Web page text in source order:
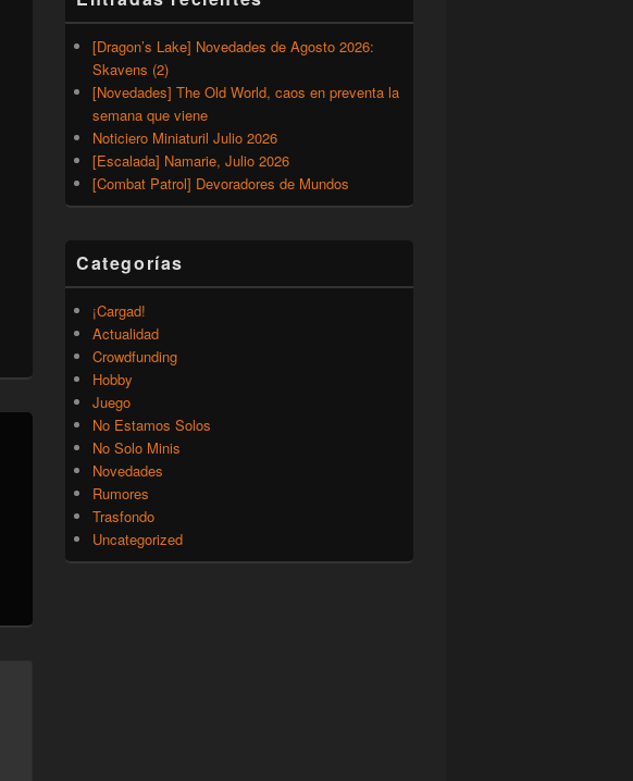
[Dragon’s Lake] Novedades de Agosto 2026:
Skavens (2)
[Novedades] The Old World, caos en preventa la
semana que viene
Noticiero Miniaturil Julio 2026
[Escalada] Namarie, Julio 2026
[Combat Patrol] Devoradores de Mundos
Categorías
¡Cargad!
Actualidad
Crowdfunding
Hobby
Juego
No Estamos Solos
No Solo Minis
Novedades
Rumores
Trasfondo
Uncategorized